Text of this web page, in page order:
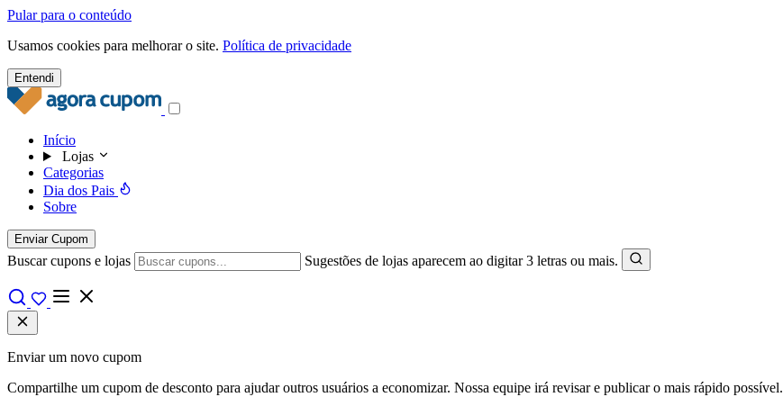
Pular para o conteúdo
Usamos cookies para melhorar o site. Política de privacidade
Entendi
Início
Lojas
Categorias
Dia dos Pais
Sobre
Enviar Cupom
Buscar cupons e lojas Sugestões de lojas aparecem ao digitar 3 letras ou mais.
Enviar um novo cupom
Compartilhe um cupom de desconto para ajudar outros usuários a economizar. Nossa equipe irá revisar e publicar o mais rápido possível.